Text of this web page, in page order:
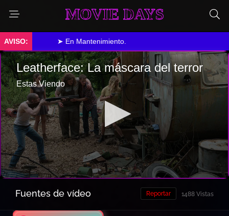
MOVIE DAYS
➤ En Mantenimiento.
Fuentes de vídeo 1488 Vistas
Reportar